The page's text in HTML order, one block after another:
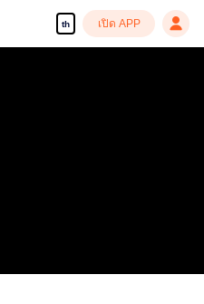
th เปิด APP